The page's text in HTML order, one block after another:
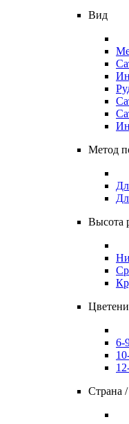
Вид
Метод
Высота
6-
Страна